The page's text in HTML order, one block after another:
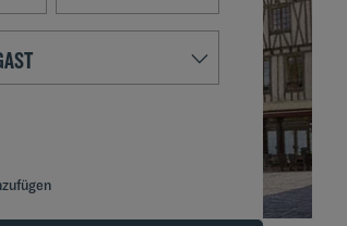
interact with the calendar and select a date.
Navigate backward to interact with the